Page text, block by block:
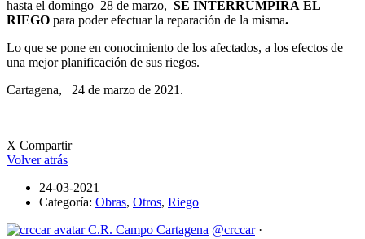
hasta el domingo 28 de marzo, SE INTERRUMPIRÁ EL
RIEGO para poder efectuar la reparación de la misma.
Lo que se pone en conocimiento de los afectados, a los efectos de
una mejor planificación de sus riegos.
Cartagena, 24 de marzo de 2021.
X Compartir
Volver atrás
24-03-2021
Categoría: Obras, Otros, Riego
C.R. Campo Cartagena @crccar ·